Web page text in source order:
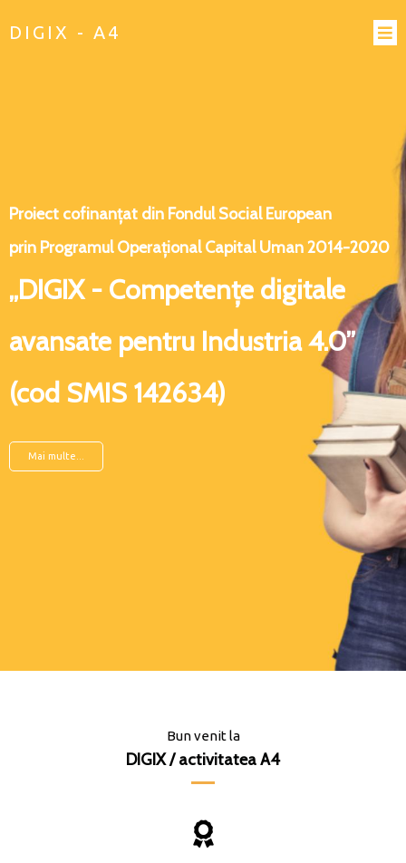
DIGIX - A4
Proiect cofinanțat din Fondul Social European
prin Programul Operațional Capital Uman 2014-2020
„DIGIX - Competențe digitale
avansate pentru Industria 4.0”
(cod SMIS 142634)
Mai multe...
Bun venit la
DIGIX / activitatea A4